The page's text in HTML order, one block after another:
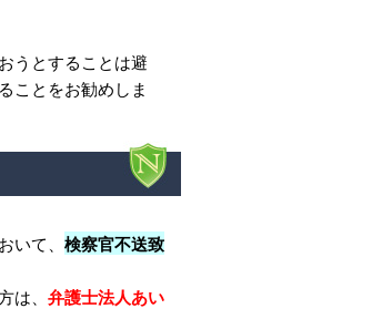
うとすることは避
ことをお勧めしま
いて、 検察官不送致
、 弁護士法人あい